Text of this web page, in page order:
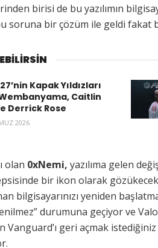
birisi de bu yazılımın
soruna bir çözüm ile geldi fakat
Kapak Yıldızları
Caitlin
Derrick Rose
2026
olan 0xNemi, yazılıma gelen
bir ikon olarak
bilgisayarınızı yeniden
durumuna geçiyor ve
geri açmak istediğiniz